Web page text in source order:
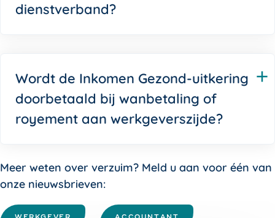
dienstverband?
Wordt de Inkomen Gezond-uitkering
doorbetaald bij wanbetaling of
royement aan werkgeverszijde?
Meer weten over verzuim? Meld u aan voor één van
onze nieuwsbrieven: